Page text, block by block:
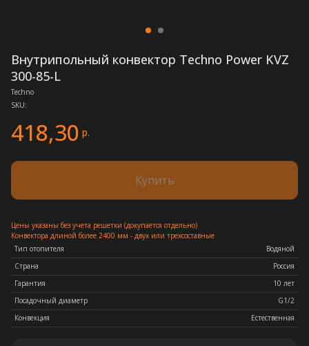
Внутрипольный конвектор Techno Power KVZ
300-85-L
Techno
SKU:
418,30 р.
Купить
Цены указаны без учета решетки (докупается отдельно)
Конвектора длиной более 2400 мм - двух или трехсоставные
Тип отопителя
Водяной
Страна
Россия
Гарантия
10 лет
Посадочный диаметр
G1/2
Конвекция
Естественная